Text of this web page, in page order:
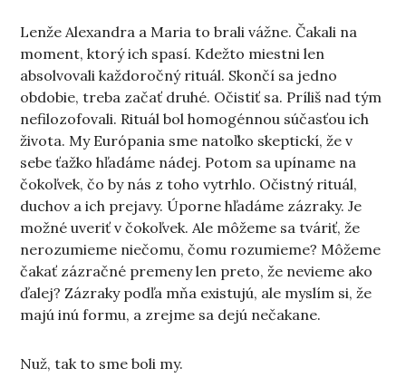
Lenže Alexandra a Maria to brali vážne. Čakali na
moment, ktorý ich spasí. Kdežto miestni len
absolvovali každoročný rituál. Skončí sa jedno
obdobie, treba začať druhé. Očistiť sa. Príliš nad tým
nefilozofovali. Rituál bol homogénnou súčasťou ich
života. My Európania sme natoľko skeptickí, že v
sebe ťažko hľadáme nádej. Potom sa upíname na
čokoľvek, čo by nás z toho vytrhlo. Očistný rituál,
duchov a ich prejavy. Úporne hľadáme zázraky. Je
možné uveriť v čokoľvek. Ale môžeme sa tváriť, že
nerozumieme niečomu, čomu rozumieme? Môžeme
čakať zázračné premeny len preto, že nevieme ako
ďalej? Zázraky podľa mňa existujú, ale myslím si, že
majú inú formu, a zrejme sa dejú nečakane.
Nuž, tak to sme boli my.